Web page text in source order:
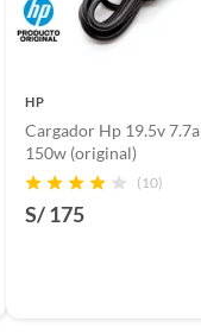
HP
Cargador Hp 19.5v 7.7a
150w (original)
(10)
S/ 175